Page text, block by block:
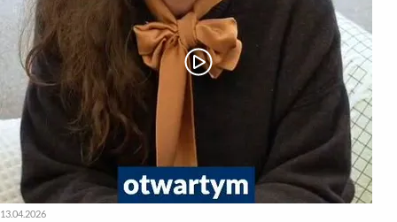
13.04.2026